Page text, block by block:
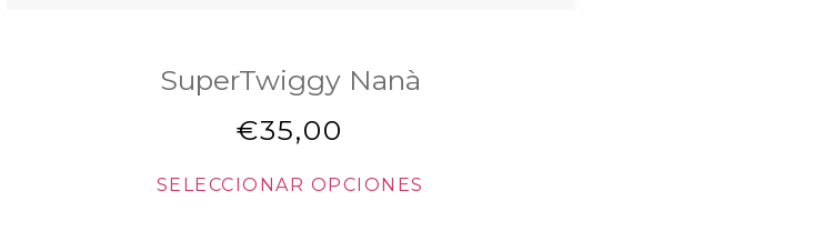
SuperTwiggy Nanà
€35,00
SELECCIONAR OPCIONES